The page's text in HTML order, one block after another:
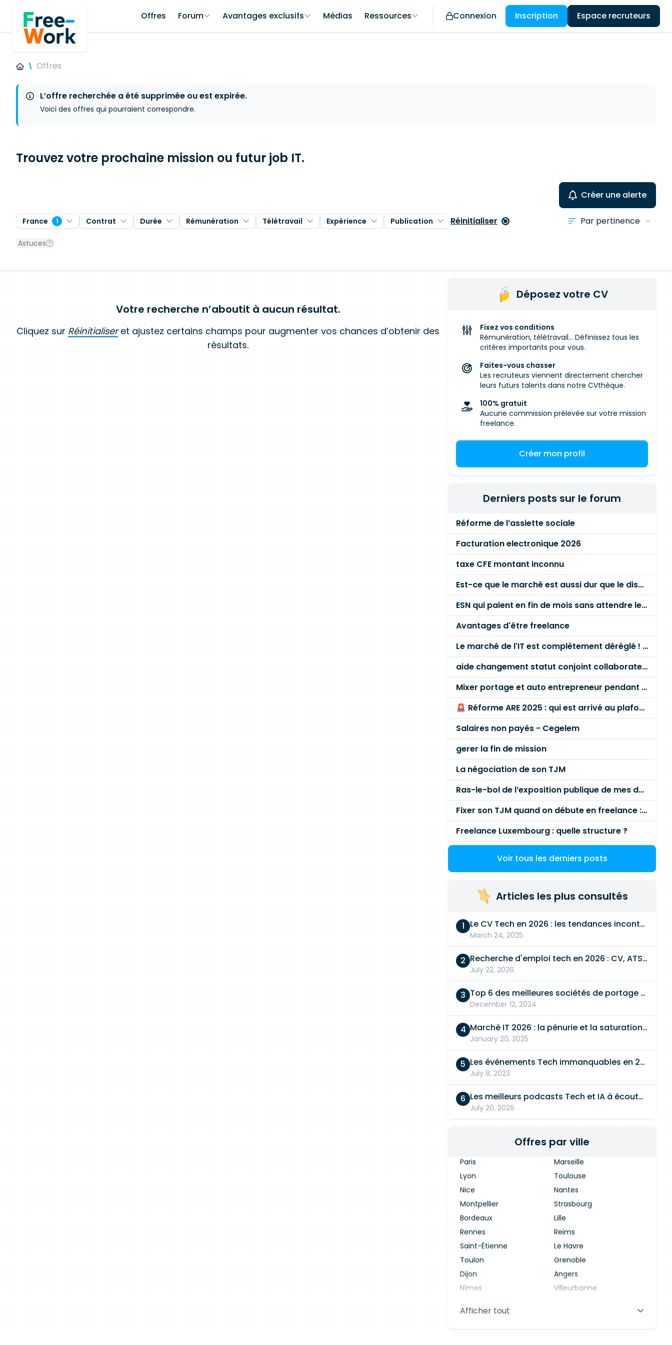
Offres Forum Avantages exclusifs Médias Ressources Connexion Inscription Espace recruteurs
Offres
L’offre recherchée a été supprimée ou est expirée.
Voici des offres qui pourraient correspondre.
Trouvez votre prochaine mission ou futur job IT.
Créer une alerte
France 1 Contrat Durée Rémunération Télétravail Expérience Publication Réinitialiser
Astuces
Votre recherche n’aboutit à aucun résultat.
Cliquez sur Réinitialiseret ajustez certains champs pour augmenter vos chances d’obtenir des
résultats.
Déposez votre CV
Fixez vos conditions
Rémunération, télétravail... Définissez tous les
critères importants pour vous.
Faites-vous chasser
Les recruteurs viennent directement chercher
leurs futurs talents dans notre CVthèque.
100% gratuit
Aucune commission prélevée sur votre mission
freelance.
Créer mon profil
Derniers posts sur le forum
Réforme de l’assiette sociale
Facturation electronique 2026
taxe CFE montant inconnu
Est-ce que le marché est aussi dur que le disent les commerciaux ?
ESN qui paient en fin de mois sans attendre le paiement client ?
Avantages d'être freelance
Le marché de l'IT est complètement déréglé ! STOP à cette mascarade ! Il faut s'unir et résister !
aide changement statut conjoint collaborateur
Mixer portage et auto entrepreneur pendant des années - quel risque ?
🚨 Réforme ARE 2025 : qui est arrivé au plafond des 60 % en gardant son entreprise ?
Salaires non payés - Cegelem
gerer la fin de mission
La négociation de son TJM
Ras-le-bol de l’exposition publique de mes données personnelles liées à mon entreprise
Fixer son TJM quand on débute en freelance : la méthode mathématique (et pas au feeling) 🛑
Freelance Luxembourg : quelle structure ?
Voir tous les derniers posts
Articles les plus consultés
Le CV Tech en 2026 : les tendances incontournables
March 24, 2025
Recherche d'emploi tech en 2026 : CV, ATS, entretien… On vous dit tout
July 22, 2026
Top 6 des meilleures sociétés de portage salarial
December 12, 2024
Marché IT 2026 : la pénurie et la saturation, en même temps
January 20, 2025
Les événements Tech immanquables en 2026
July 8, 2023
Les meilleurs podcasts Tech et IA à écouter en 2026
July 20, 2026
Offres par ville
Paris
Marseille
Lyon
Toulouse
Nice
Nantes
Montpellier
Strasbourg
Bordeaux
Lille
Rennes
Reims
Saint-Étienne
Le Havre
Toulon
Grenoble
Dijon
Angers
Nîmes
Villeurbanne
Aix-en-Provence
Afficher tout